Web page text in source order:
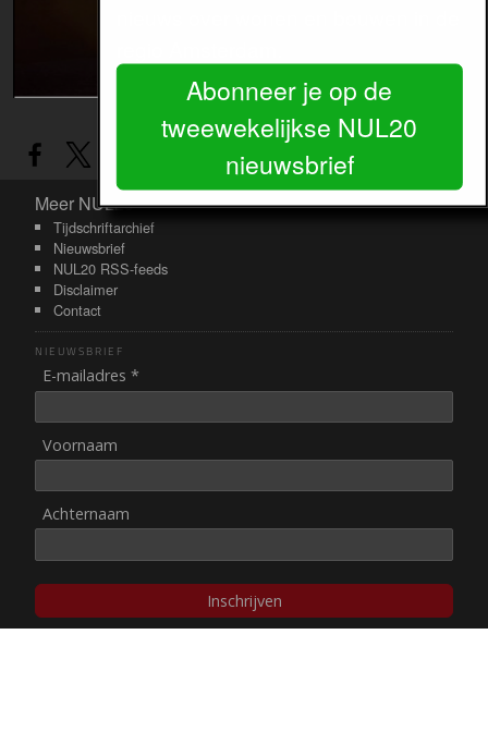
Meer NUL20
Meer NUL20
Tijdschriftarchief
Nieuwsbrief
NUL20 RSS-feeds
Disclaimer
Contact
NIEUWSBRIEF
E-mailadres *
Voornaam
Achternaam
Inschrijven
Abonneer je op de
tweewekelijkse NUL20
nieuwsbrief